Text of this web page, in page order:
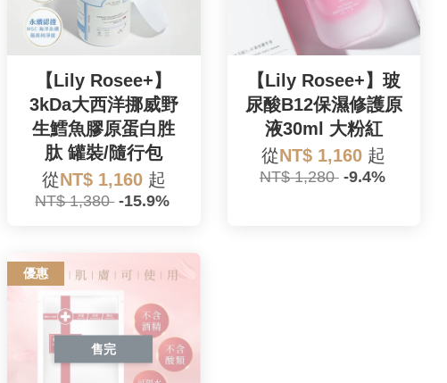
【Lily Rosee+】
3kDa大西洋挪威野
生鱈魚膠原蛋白胜
肽 罐裝/隨行包
從NT$ 1,160 起
NT$ 1,380 -15.9%
【Lily Rosee+】玻
尿酸B12保濕修護原
液30ml 大粉紅
從NT$ 1,160 起
NT$ 1,280 -9.4%
優惠
售完